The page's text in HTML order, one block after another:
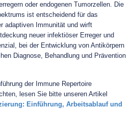
oder endogenen Tumorzellen. Die
ist entscheidend für das
adaptiven Immunität und wirft
neuer infektiöser Erreger und
bei der Entwicklung von Antikörpern
Diagnose, Behandlung und Prävention
der Immune Repertoire
lesen Sie bitte unseren Artikel
Einführung, Arbeitsablauf und